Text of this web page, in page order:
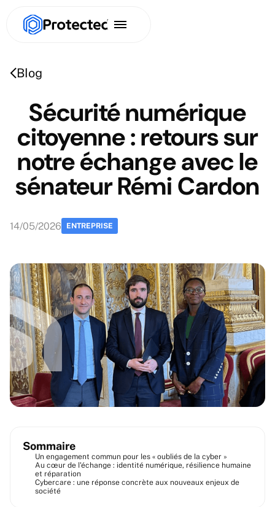
Blog
Sécurité numérique
citoyenne : retours sur
notre échange avec le
sénateur Rémi Cardon
14/05/2026 ENTREPRISE
Sommaire
Un engagement commun pour les « oubliés de la cyber »
Au cœur de l'échange : identité numérique, résilience humaine
et réparation
Cybercare : une réponse concrète aux nouveaux enjeux de
société